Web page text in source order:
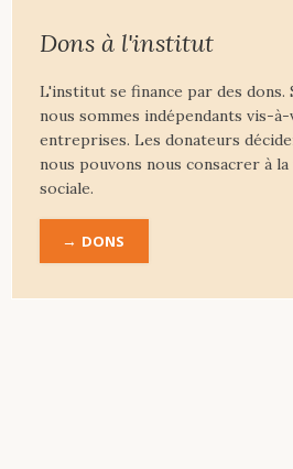
Dons à l'institut
L'institut se finance par des dons.
nous sommes indépendants vis-
entreprises. Les donateurs
nous pouvons nous consacrer à
sociale.
DONS